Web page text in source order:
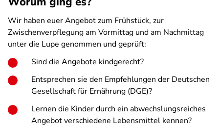
Wir haben euer Angebot zum Frühstück, zur
Zwischenverpflegung am Vormittag und am Nachmittag
unter die Lupe genommen und geprüft:
Sind die Angebote kindgerecht?
Entsprechen sie den Empfehlungen der Deutschen
Gesellschaft für Ernährung (DGE)?
Lernen die Kinder durch ein abwechslungsreiches
Angebot verschiedene Lebensmittel kennen?